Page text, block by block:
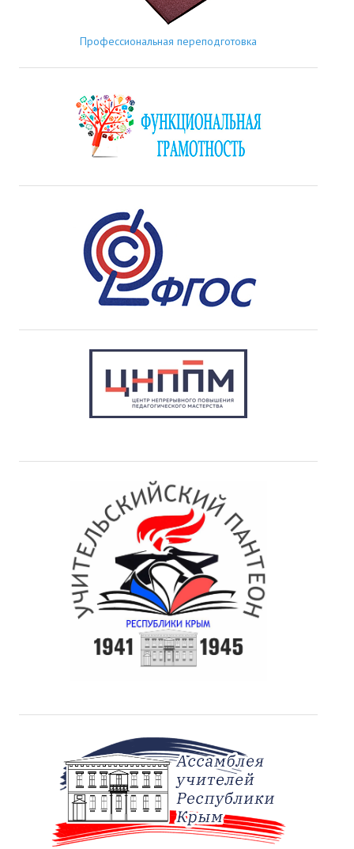
Профессиональная переподготовка